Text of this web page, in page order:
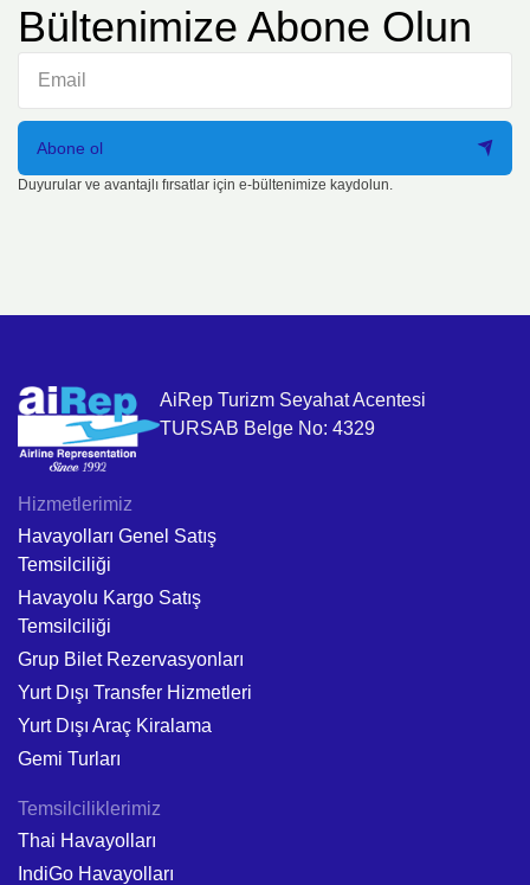
Bültenimize Abone Olun
Abone ol
Duyurular ve avantajlı fırsatlar için e-bültenimize kaydolun.
AiRep Turizm Seyahat Acentesi
TURSAB Belge No: 4329
Hizmetlerimiz
Havayolları Genel Satış
Temsilciliği
Havayolu Kargo Satış
Temsilciliği
Grup Bilet Rezervasyonları
Yurt Dışı Transfer Hizmetleri
Yurt Dışı Araç Kiralama
Gemi Turları
Temsilciliklerimiz
Thai Havayolları
IndiGo Havayolları